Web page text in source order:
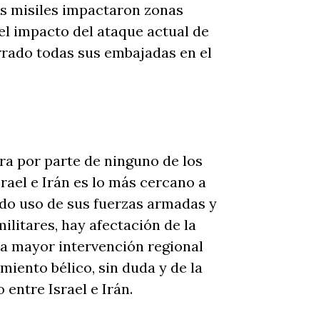
misiles impactaron zonas
impacto del ataque actual de
todas sus embajadas en el
por parte de ninguno de los
e Irán es lo más cercano a
uso de sus fuerzas armadas y
hay afectación de la
mayor intervención regional
bélico, sin duda y de la
entre Israel e Irán.